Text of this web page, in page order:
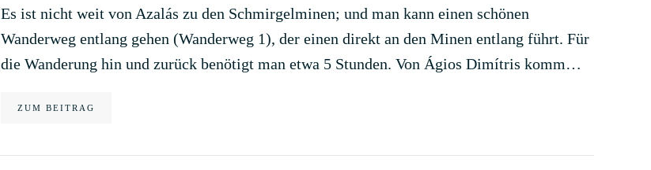
Es ist nicht weit von Azalás zu den Schmirgelminen; und man kann einen schönen
Wanderweg entlang gehen (Wanderweg 1), der einen direkt an den Minen entlang führt. Für
die Wanderung hin und zurück benötigt man etwa 5 Stunden. Von Ágios Dimítris komm…
ZUM BEITRAG